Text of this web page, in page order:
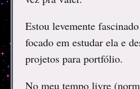
Estou levemente
focado em estudar ela e
projetos para portfólio.
No meu tempo livre